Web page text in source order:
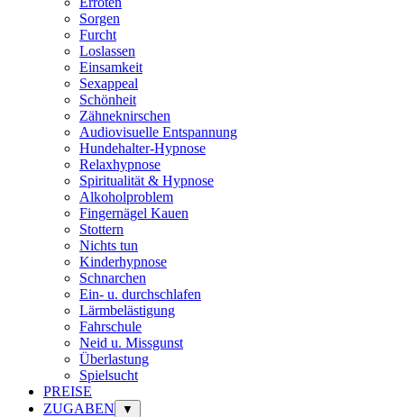
Sorgen
Furcht
Loslassen
Einsamkeit
Sexappeal
Schönheit
Zähneknirschen
Audiovisuelle Entspannung
Hundehalter-Hypnose
Relaxhypnose
Spiritualität & Hypnose
Alkoholproblem
Fingernägel Kauen
Stottern
Nichts tun
Kinderhypnose
Schnarchen
Ein- u. durchschlafen
Lärmbelästigung
Fahrschule
Neid u. Missgunst
Überlastung
Spielsucht
PREISE
ZUGABEN
▼